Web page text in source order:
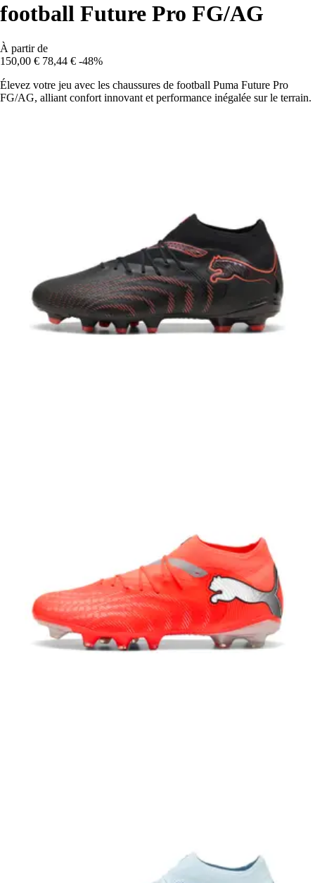
football Future Pro FG/AG
À partir de
150,00 € 78,44 € -48%
Élevez votre jeu avec les chaussures de football Puma Future Pro
FG/AG, alliant confort innovant et performance inégalée sur le terrain.